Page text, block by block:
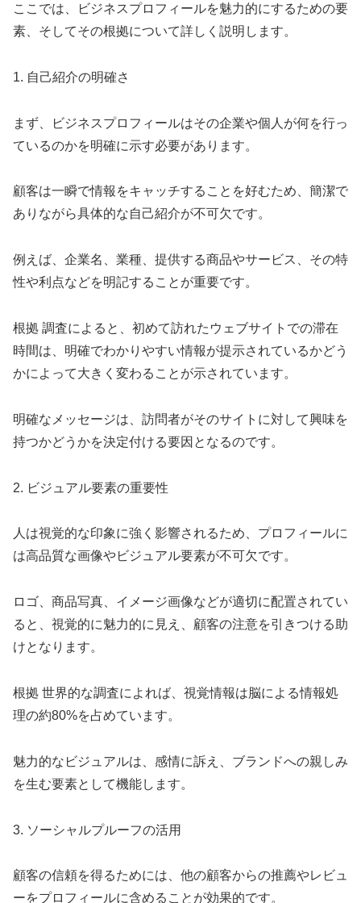
ここでは、ビジネスプロフィールを魅力的にするための要
素、そしてその根拠について詳しく説明します。
1. 自己紹介の明確さ
まず、ビジネスプロフィールはその企業や個人が何を行っ
ているのかを明確に示す必要があります。
顧客は一瞬で情報をキャッチすることを好むため、簡潔で
ありながら具体的な自己紹介が不可欠です。
例えば、企業名、業種、提供する商品やサービス、その特
性や利点などを明記することが重要です。
根拠 調査によると、初めて訪れたウェブサイトでの滞在
時間は、明確でわかりやすい情報が提示されているかどう
かによって大きく変わることが示されています。
明確なメッセージは、訪問者がそのサイトに対して興味を
持つかどうかを決定付ける要因となるのです。
2. ビジュアル要素の重要性
人は視覚的な印象に強く影響されるため、プロフィールに
は高品質な画像やビジュアル要素が不可欠です。
ロゴ、商品写真、イメージ画像などが適切に配置されてい
ると、視覚的に魅力的に見え、顧客の注意を引きつける助
けとなります。
根拠 世界的な調査によれば、視覚情報は脳による情報処
理の約80%を占めています。
魅力的なビジュアルは、感情に訴え、ブランドへの親しみ
を生む要素として機能します。
3. ソーシャルプルーフの活用
顧客の信頼を得るためには、他の顧客からの推薦やレビュ
ーをプロフィールに含めることが効果的です。